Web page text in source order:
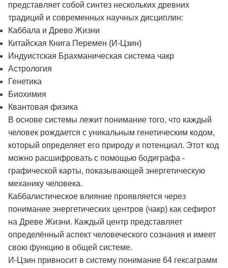
представляет собой синтез нескольких древних
традиций и современных научных дисциплин:
Каббала и Древо Жизни
Китайская Книга Перемен (И-Цзин)
Индуистская Брахманическая система чакр
Астрология
Генетика
Биохимия
Квантовая физика
В основе системы лежит понимание того, что каждый
человек рождается с уникальным генетическим кодом,
который определяет его природу и потенциал. Этот код
можно расшифровать с помощью бодиграфа -
графической карты, показывающей энергетическую
механику человека.
Каббалистическое влияние проявляется через
понимание энергетических центров (чакр) как сефирот
на Древе Жизни. Каждый центр представляет
определённый аспект человеческого сознания и имеет
свою функцию в общей системе.
И-Цзин привносит в систему понимание 64 гексаграмм